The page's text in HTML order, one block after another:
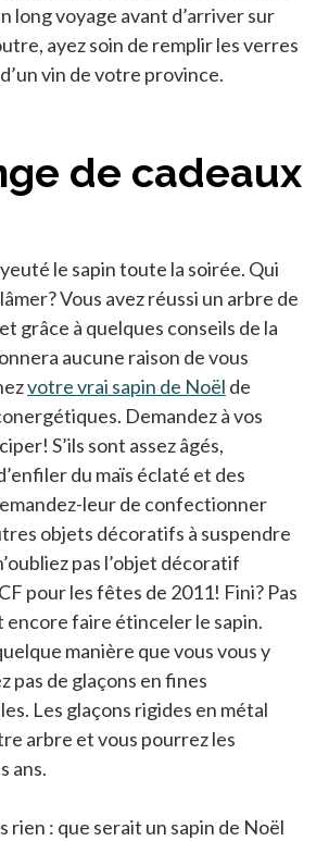
long voyage avant d’arriver sur
ayez soin de remplir les verres
vin de votre province.
de cadeaux
le sapin toute la soirée. Qui
Vous avez réussi un arbre de
grâce à quelques conseils de la
aucune raison de vous
votre vrai sapin de Noël de
Demandez à vos
S’ils sont assez âgés,
du maïs éclaté et des
leur de confectionner
objets décoratifs à suspendre
pas l’objet décoratif
pour les fêtes de 2011! Fini? Pas
faire étinceler le sapin.
manière que vous vous y
pas de glaçons en fines
Les glaçons rigides en métal
arbre et vous pourrez les
ans.
rien : que serait un sapin de Noël